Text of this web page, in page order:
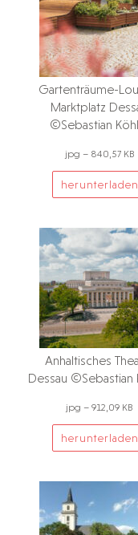
Gartenträume-
Marktplatz
©Sebastian
jpg – 840,57 KB
herunterladen
Anhaltisches
Dessau ©Sebastian
jpg – 912,09 KB
herunterladen